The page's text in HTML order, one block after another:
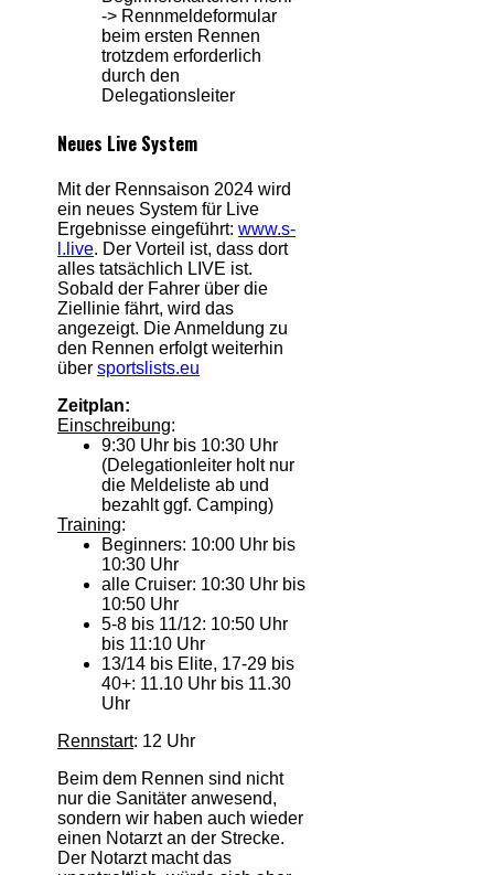
-> Rennmeldeformular
beim ersten Rennen
trotzdem erforderlich
durch den
Delegationsleiter
Neues Live System
Mit der Rennsaison 2024 wird
ein neues System für Live
Ergebnisse eingeführt: www.s-
l.live. Der Vorteil ist, dass dort
alles tatsächlich LIVE ist.
Sobald der Fahrer über die
Ziellinie fährt, wird das
angezeigt. Die Anmeldung zu
den Rennen erfolgt weiterhin
über sportslists.eu
Zeitplan:
Einschreibung:
9:30 Uhr bis 10:30 Uhr
(Delegationleiter holt nur
die Meldeliste ab und
bezahlt ggf. Camping)
Training:
Beginners: 10:00 Uhr bis
10:30 Uhr
alle Cruiser: 10:30 Uhr bis
10:50 Uhr
5-8 bis 11/12: 10:50 Uhr
bis 11:10 Uhr
13/14 bis Elite, 17-29 bis
40+: 11.10 Uhr bis 11.30
Uhr
Rennstart: 12 Uhr
Beim dem Rennen sind nicht
nur die Sanitäter anwesend,
sondern wir haben auch wieder
einen Notarzt an der Strecke.
Der Notarzt macht das